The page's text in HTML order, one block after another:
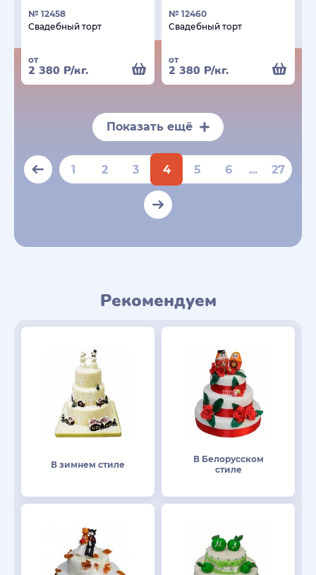
№ 12458
Свадебный торт
от
2 380 Р/кг.
№ 12460
Свадебный торт
от
2 380 Р/кг.
Показать ещё
1 2 3 4 5 6 ... 27
Рекомендуем
В зимнем стиле
В Белорусском
стиле